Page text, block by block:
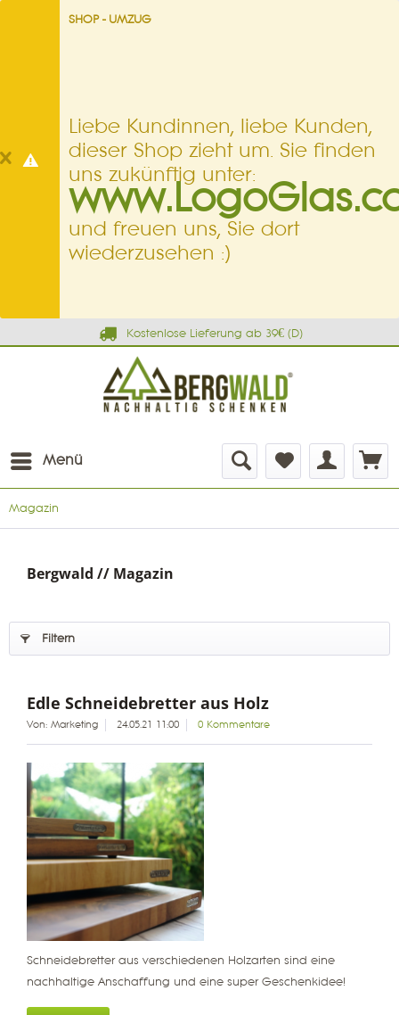
SHOP - UMZUG
Liebe Kundinnen, liebe Kunden,
dieser Shop zieht um. Sie finden
uns zukünftig unter:
und freuen uns, Sie dort
wiederzusehen :)
Kostenlose Lieferung ab 39€ (D)
Menü
Magazin
Bergwald // Magazin
Filtern
Edle Schneidebretter aus Holz
Von: Marketing 24.05.21 11:00 0 Kommentare
Schneidebretter aus verschiedenen Holzarten sind eine
nachhaltige Anschaffung und eine super Geschenkidee!